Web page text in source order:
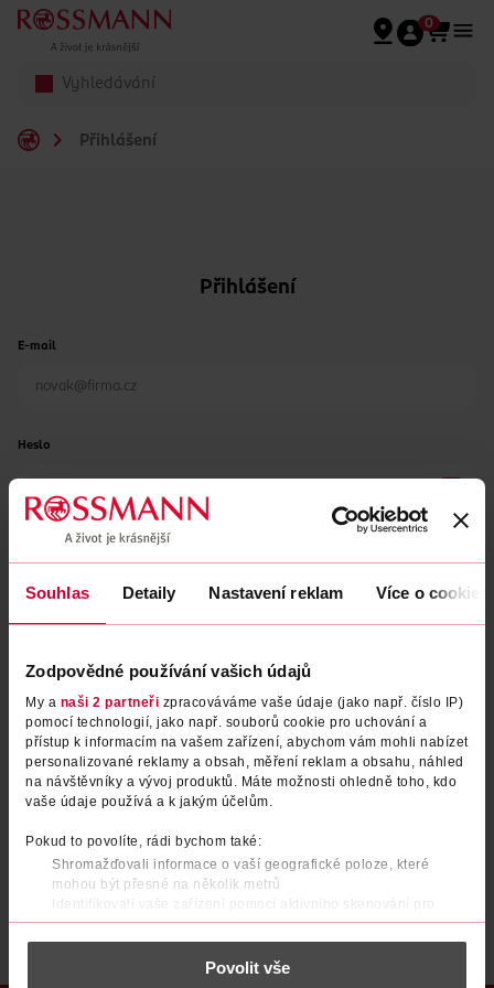
Souhlas Detaily Nastavení reklam Více o cookies
Zodpovědné používání vašich údajů
My a naši 2 partneři zpracováváme vaše údaje (jako např. číslo IP)
pomocí technologií, jako např. souborů cookie pro uchování a
přístup k informacím na vašem zařízení, abychom vám mohli nabízet
personalizované reklamy a obsah, měření reklam a obsahu, náhled
na návštěvníky a vývoj produktů. Máte možnosti ohledně toho, kdo
vaše údaje používá a k jakým účelům.
Pokud to povolíte, rádi bychom také:
Shromažďovali informace o vaší geografické poloze, které
mohou být přesné na několik metrů
Identifikovali vaše zařízení pomocí aktivního skenování pro
konkrétní charakteristiky (otisk prstu)
Zjistěte více o tom, jak zpracováváme vaše osobní údaje, a nastavte
části s podrobnostmi . Svůj souhlas můžete kdykoliv
Povolit vše
Přeskočit na hlavmní obsah
0
Přihlášení
Přihlášení
E-mail
Heslo
Zapomenuté heslo
PŘIHLÁSIT SE
Po registraci se stáváte členem ROSSMANN CLUBu a můžete čerpat výhody naplno. Zjistit více